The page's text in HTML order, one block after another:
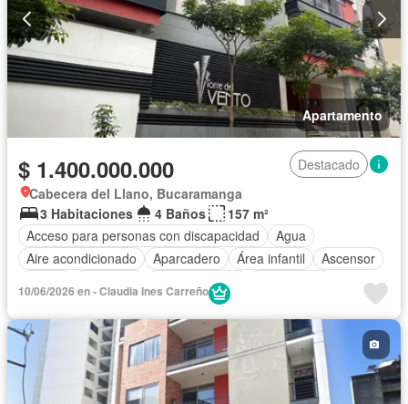
Apartamento
$ 1.400.000.000
Destacado
Cabecera del Llano, Bucaramanga
3 Habitaciones
4 Baños
157 m²
Acceso para personas con discapacidad
Agua
Aire acondicionado
Aparcadero Área infantil
Ascensor
Cocina integral
Sauna
Seguridad privada
Tanque de agua
Terraza Vista panorámica
10/06/2026 en - Claudia Ines Carreño